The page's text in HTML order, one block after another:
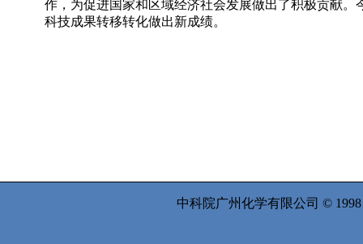
作，为促进国家和区域经济社会发展做出了积极贡献
科技成果转移转化做出新成绩。
中科院广州化学有限公司 ©